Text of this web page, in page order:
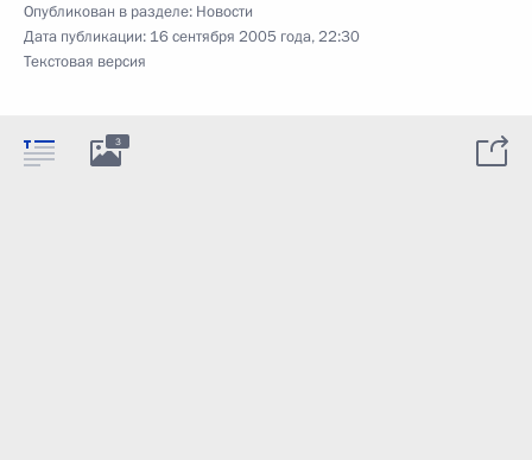
Опубликован в разделе: Новости
Дата публикации: 16 сентября 2005 года, 22:30
Текстовая версия
3